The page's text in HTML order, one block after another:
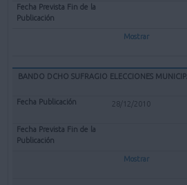
Mostrar
BANDO DCHO SUFRAGIO ELECCIONES
28/12/2010
Mostrar